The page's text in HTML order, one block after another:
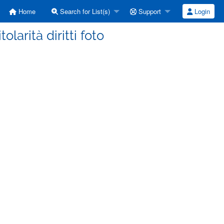
Home Search for List(s) Support Login
diritti foto